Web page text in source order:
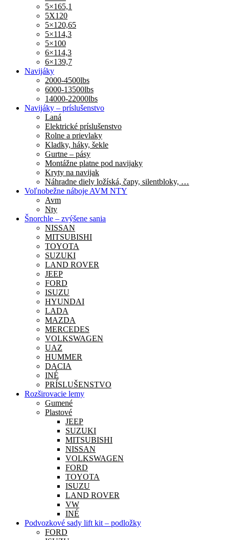
5×165,1
5X120
5×120,65
5×114,3
5×100
6×114,3
6×139,7
Navijáky
2000-4500lbs
6000-13500lbs
14000-22000lbs
Navijáky – príslušenstvo
Laná
Elektrické príslušenstvo
Rolne a prievlaky
Kladky, háky, šekle
Gurtne – pásy
Montážne platne pod navijaky
Kryty na navijak
Náhradne diely ložíská, čapy, silentbloky, …
Voľnobežne náboje AVM NTY
Avm
Nty
Šnorchle – zvýšene sania
NISSAN
MITSUBISHI
TOYOTA
SUZUKI
LAND ROVER
JEEP
FORD
ISUZU
HYUNDAI
LADA
MAZDA
MERCEDES
VOLKSWAGEN
UAZ
HUMMER
DACIA
INÉ
PRÍSLUŠENSTVO
Rozširovacie lemy
Gumené
Plastové
JEEP
SUZUKI
MITSUBISHI
NISSAN
VOLKSWAGEN
FORD
TOYOTA
ISUZU
LAND ROVER
VW
INÉ
Podvozkové sady lift kit – podložky
FORD